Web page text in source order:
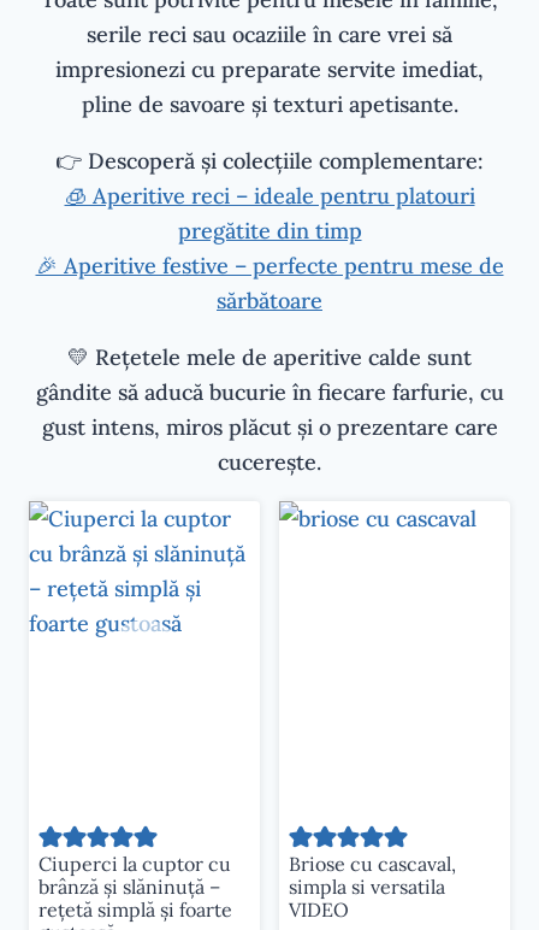
serile reci sau ocaziile în care vrei să
impresionezi cu preparate servite imediat,
pline de savoare și texturi apetisante.
👉 Descoperă și colecțiile complementare:
🧊 Aperitive reci – ideale pentru platouri
pregătite din timp
🎉 Aperitive festive – perfecte pentru mese de
sărbătoare
💛 Rețetele mele de aperitive calde sunt
gândite să aducă bucurie în fiecare farfurie, cu
gust intens, miros plăcut și o prezentare care
cucerește.
Ciuperci la cuptor cu
brânză și slăninuță –
rețetă simplă și foarte
Briose cu cascaval,
simpla si versatila
VIDEO